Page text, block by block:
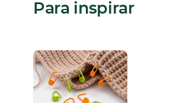
Para inspirar